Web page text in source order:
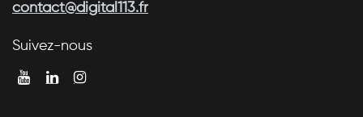
contact@digital113.fr
Suivez-nous